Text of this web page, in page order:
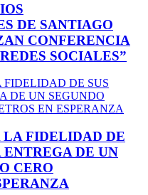
DE SANTIAGO
CONFERENCIA
SOCIALES”
LA FIDELIDAD DE
ENTREGA DE UN
CERO